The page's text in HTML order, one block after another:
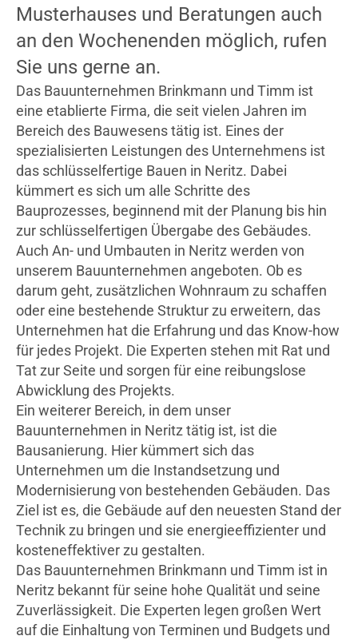
Musterhauses und Beratungen auch
an den Wochenenden möglich, rufen
Sie uns gerne an.
Das Bauunternehmen Brinkmann und Timm ist
eine etablierte Firma, die seit vielen Jahren im
Bereich des Bauwesens tätig ist. Eines der
spezialisierten Leistungen des Unternehmens ist
das schlüsselfertige Bauen in Neritz. Dabei
kümmert es sich um alle Schritte des
Bauprozesses, beginnend mit der Planung bis hin
zur schlüsselfertigen Übergabe des Gebäudes.
Auch An- und Umbauten in Neritz werden von
unserem Bauunternehmen angeboten. Ob es
darum geht, zusätzlichen Wohnraum zu schaffen
oder eine bestehende Struktur zu erweitern, das
Unternehmen hat die Erfahrung und das Know-how
für jedes Projekt. Die Experten stehen mit Rat und
Tat zur Seite und sorgen für eine reibungslose
Abwicklung des Projekts.
Ein weiterer Bereich, in dem unser
Bauunternehmen in Neritz tätig ist, ist die
Bausanierung. Hier kümmert sich das
Unternehmen um die Instandsetzung und
Modernisierung von bestehenden Gebäuden. Das
Ziel ist es, die Gebäude auf den neuesten Stand der
Technik zu bringen und sie energieeffizienter und
kosteneffektiver zu gestalten.
Das Bauunternehmen Brinkmann und Timm ist in
Neritz bekannt für seine hohe Qualität und seine
Zuverlässigkeit. Die Experten legen großen Wert
auf die Einhaltung von Terminen und Budgets und